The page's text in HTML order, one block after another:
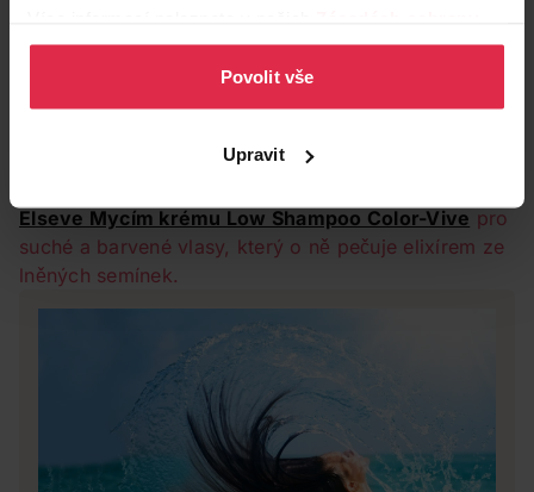
osobních údajů.
Povolit vše
Upravit
nehodí pro velmi jemné vlasy bez objemu.
Tip redakce:
Shampoo Total Repair 5 pro suché a poškozené
Elseve Mycím krému Low Shampoo Color-Vive pro
suché a barvené vlasy, který o ně pečuje elixírem ze
lněných semínek.